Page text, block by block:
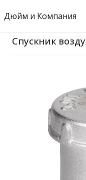
Дюйм и Компания
Спускник